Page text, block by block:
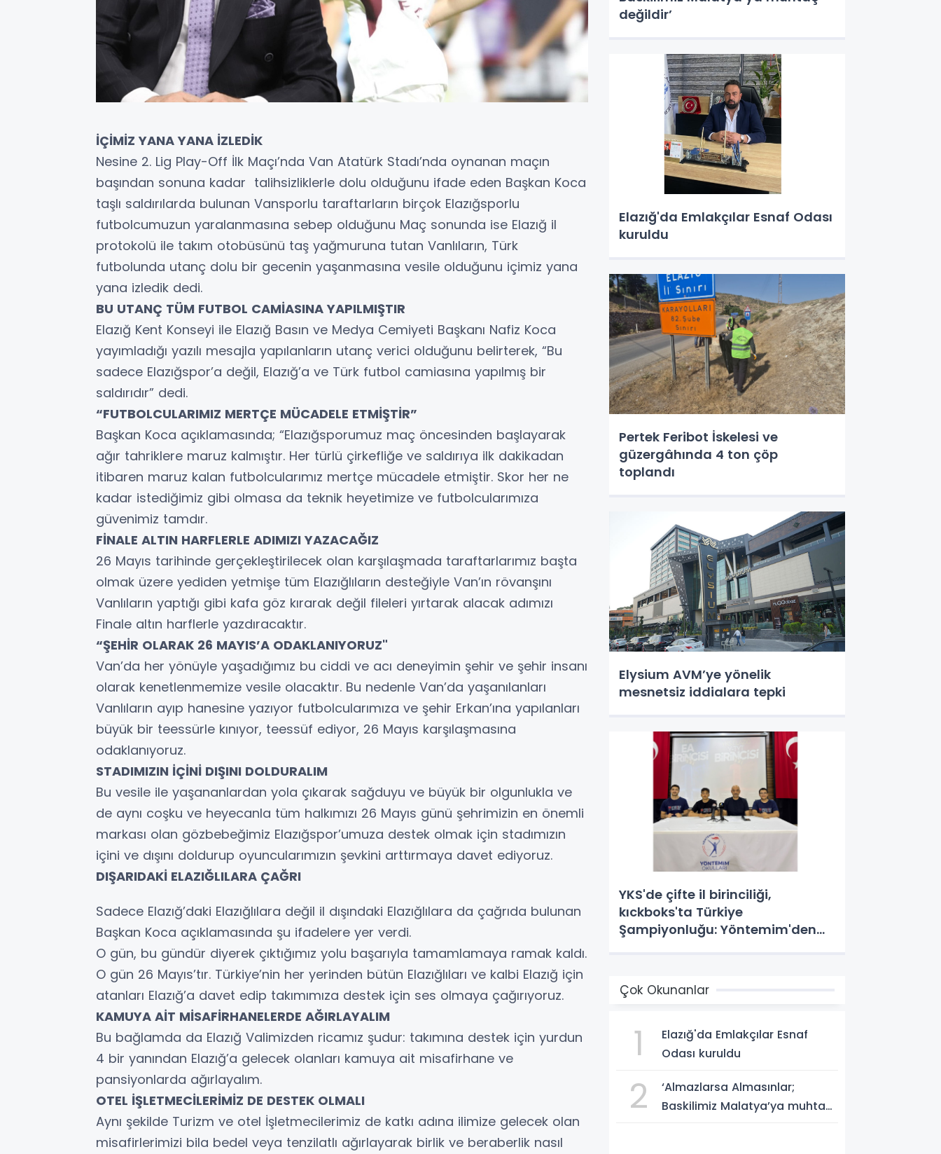
İÇİMİZ YANA YANA İZLEDİK
Nesine 2. Lig Play-Off İlk Maçı’nda Van Atatürk Stadı’nda oynanan maçın
başından sonuna kadar talihsizliklerle dolu olduğunu ifade eden Başkan Koca
taşlı saldırılarda bulunan Vansporlu taraftarların birçok Elazığsporlu
futbolcumuzun yaralanmasına sebep olduğunu Maç sonunda ise Elazığ il
protokolü ile takım otobüsünü taş yağmuruna tutan Vanlıların, Türk
futbolunda utanç dolu bir gecenin yaşanmasına vesile olduğunu içimiz yana
yana izledik dedi.
BU UTANÇ TÜM FUTBOL CAMİASINA YAPILMIŞTIR
Elazığ Kent Konseyi ile Elazığ Basın ve Medya Cemiyeti Başkanı Nafiz Koca
yayımladığı yazılı mesajla yapılanların utanç verici olduğunu belirterek, “Bu
sadece Elazığspor’a değil, Elazığ’a ve Türk futbol camiasına yapılmış bir
saldırıdır” dedi.
“FUTBOLCULARIMIZ MERTÇE MÜCADELE ETMİŞTİR”
Başkan Koca açıklamasında; “Elazığsporumuz maç öncesinden başlayarak
ağır tahriklere maruz kalmıştır. Her türlü çirkefliğe ve saldırıya ilk dakikadan
itibaren maruz kalan futbolcularımız mertçe mücadele etmiştir. Skor her ne
kadar istediğimiz gibi olmasa da teknik heyetimize ve futbolcularımıza
güvenimiz tamdır.
FİNALE ALTIN HARFLERLE ADIMIZI YAZACAĞIZ
26 Mayıs tarihinde gerçekleştirilecek olan karşılaşmada taraftarlarımız başta
olmak üzere yediden yetmişe tüm Elazığlıların desteğiyle Van’ın rövanşını
Vanlıların yaptığı gibi kafa göz kırarak değil fileleri yırtarak alacak adımızı
Finale altın harflerle yazdıracaktır.
“ŞEHİR OLARAK 26 MAYIS’A ODAKLANIYORUZ"
Van’da her yönüyle yaşadığımız bu ciddi ve acı deneyimin şehir ve şehir insanı
olarak kenetlenmemize vesile olacaktır. Bu nedenle Van’da yaşanılanları
Vanlıların ayıp hanesine yazıyor futbolcularımıza ve şehir Erkan’ına yapılanları
büyük bir teessürle kınıyor, teessüf ediyor, 26 Mayıs karşılaşmasına
odaklanıyoruz.
STADIMIZIN İÇİNİ DIŞINI DOLDURALIM
Bu vesile ile yaşananlardan yola çıkarak sağduyu ve büyük bir olgunlukla ve
de aynı coşku ve heyecanla tüm halkımızı 26 Mayıs günü şehrimizin en önemli
markası olan gözbebeğimiz Elazığspor’umuza destek olmak için stadımızın
içini ve dışını doldurup oyuncularımızın şevkini arttırmaya davet ediyoruz.
DIŞARIDAKİ ELAZIĞLILARA ÇAĞRI
Sadece Elazığ’daki Elazığlılara değil il dışındaki Elazığlılara da çağrıda bulunan
Başkan Koca açıklamasında şu ifadelere yer verdi.
O gün, bu gündür diyerek çıktığımız yolu başarıyla tamamlamaya ramak kaldı.
O gün 26 Mayıs’tır. Türkiye’nin her yerinden bütün Elazığlıları ve kalbi Elazığ için
atanları Elazığ’a davet edip takımımıza destek için ses olmaya çağırıyoruz.
KAMUYA AİT MİSAFİRHANELERDE AĞIRLAYALIM
Bu bağlamda da Elazığ Valimizden ricamız şudur: takımına destek için yurdun
4 bir yanından Elazığ’a gelecek olanları kamuya ait misafirhane ve
pansiyonlarda ağırlayalım.
OTEL İŞLETMECİLERİMİZ DE DESTEK OLMALI
Aynı şekilde Turizm ve otel İşletmecilerimiz de katkı adına ilimize gelecek olan
misafirlerimizi bila bedel veya tenzilatlı ağırlayarak birlik ve beraberlik nasıl
değildir’
Elazığ'da Emlakçılar Esnaf Odası
kuruldu
Pertek Feribot İskelesi ve
güzergâhında 4 ton çöp
toplandı
Elysium AVM’ye yönelik
mesnetsiz iddialara tepki
YKS'de çifte il birinciliği,
kıckboks'ta Türkiye
Şampiyonluğu: Yöntemim'den
Çok Okunanlar
1
Elazığ'da Emlakçılar Esnaf
Odası kuruldu
2
‘Almazlarsa Almasınlar;
Baskilimiz Malatya’ya muhtaç